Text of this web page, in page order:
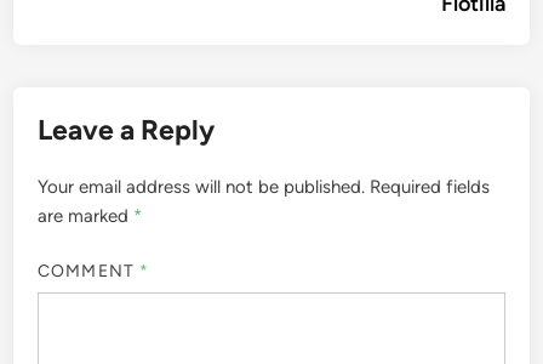
Leave a Reply
Your email address will not be published. Required fields
are marked *
COMMENT *